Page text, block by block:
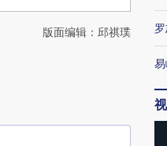
版面编辑：邱祺璞